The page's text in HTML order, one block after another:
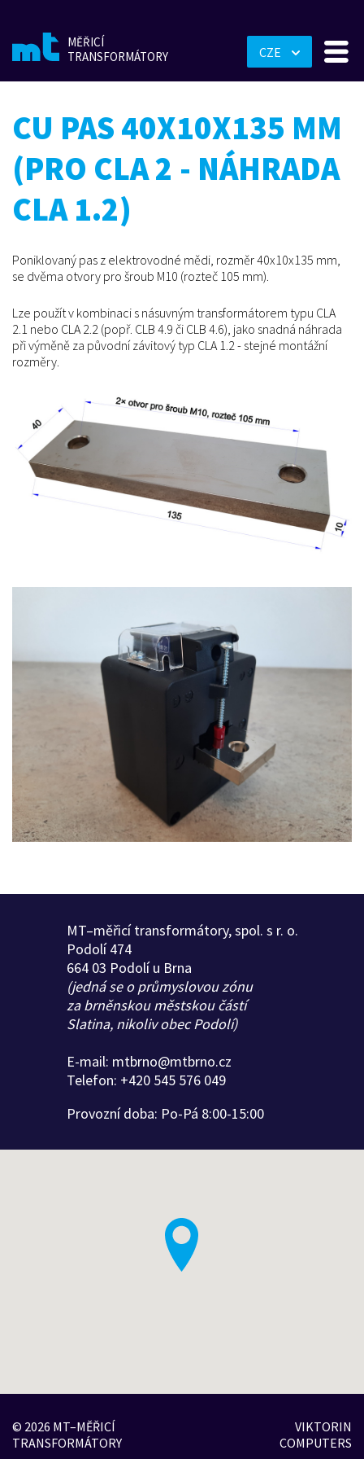
MĚŘICÍ
TRANSFORMÁTORY
CZE
CU PAS 40X10X135 MM
(PRO CLA 2 - NÁHRADA
CLA 1.2)
Poniklovaný pas z elektrovodné mědi, rozměr 40x10x135 mm,
se dvěma otvory pro šroub M10 (rozteč 105 mm).
Lze použít v kombinaci s násuvným transformátorem typu CLA
2.1 nebo CLA 2.2 (popř. CLB 4.9 či CLB 4.6), jako snadná náhrada
při výměně za původní závitový typ CLA 1.2 - stejné montážní
rozměry.
MT–měřicí transformátory, spol. s r. o.
Podolí 474
664 03 Podolí u Brna
(jedná se o průmyslovou zónu
za brněnskou městskou částí
Slatina, nikoliv obec Podolí)
E-mail: mtbrno@mtbrno.cz
Telefon: +420 545 576 049
Provozní doba: Po-Pá 8:00-15:00
© 2026 MT–MĚŘICÍ
TRANSFORMÁTORY
VIKTORIN
COMPUTERS